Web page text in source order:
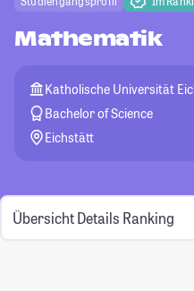
Mathematik
Katholische Universität
Bachelor of Science
Eichstätt
Übersicht Details Ranking